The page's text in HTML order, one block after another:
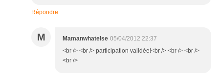
Répondre
M Mamanwhatelse 05/04/2012 22:37
<br /> <br /> participation validée!<br /> <br /> <br />
<br />